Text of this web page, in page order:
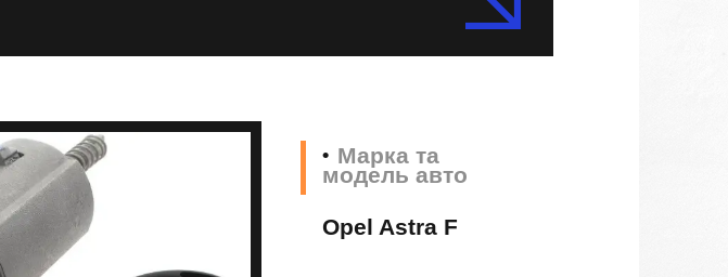
Марка та
модель авто
Opel Astra F